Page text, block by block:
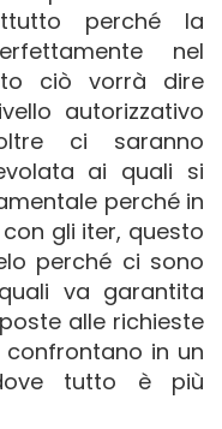
perché la
nel
ciò vorrà dire
autorizzativo
ci saranno
ai quali si
perché in
gli iter, questo
perché ci sono
va garantita
alle richieste
confrontano in un
tutto è più